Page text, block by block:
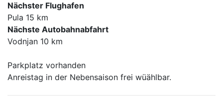
Nächster Flughafen
Pula 15 km
Nächste Autobahnabfahrt
Vodnjan 10 km
Parkplatz vorhanden
Anreistag in der Nebensaison frei wüählbar.